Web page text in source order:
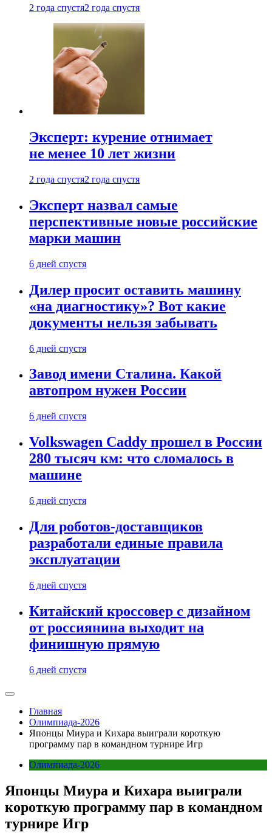
2 года спустя2 года спустя
Эксперт: курение отнимает
не менее 10 лет жизни
2 года спустя2 года спустя
Эксперт назвал самые
перспективные новые российские
марки машин
6 дней спустя
Дилер просит оставить машину
«на диагностику»? Вот какие
документы нельзя забывать
6 дней спустя
Завод имени Сталина. Какой
автопром нужен России
6 дней спустя
Volkswagen Caddy прошел в России
280 тысяч км: что сломалось в
машине
6 дней спустя
Для роботов-доставщиков
разработали единые правила
эксплуатации
6 дней спустя
Китайский кроссовер с дизайном
от россиянина выходит на
финишную прямую
6 дней спустя
Главная
Олимпиада-2026
Японцы Миура и Кихара выиграли короткую
программу пар в командном турнире Игр
Олимпиада-2026
Японцы Миура и Кихара выиграли
короткую программу пар в командном
турнире Игр